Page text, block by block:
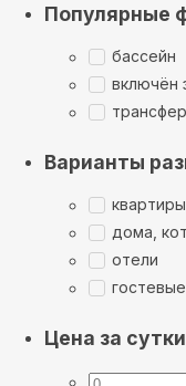
Популярные
бассейн
включён
трансфер
Варианты
дома,
отели
Цена за сутки